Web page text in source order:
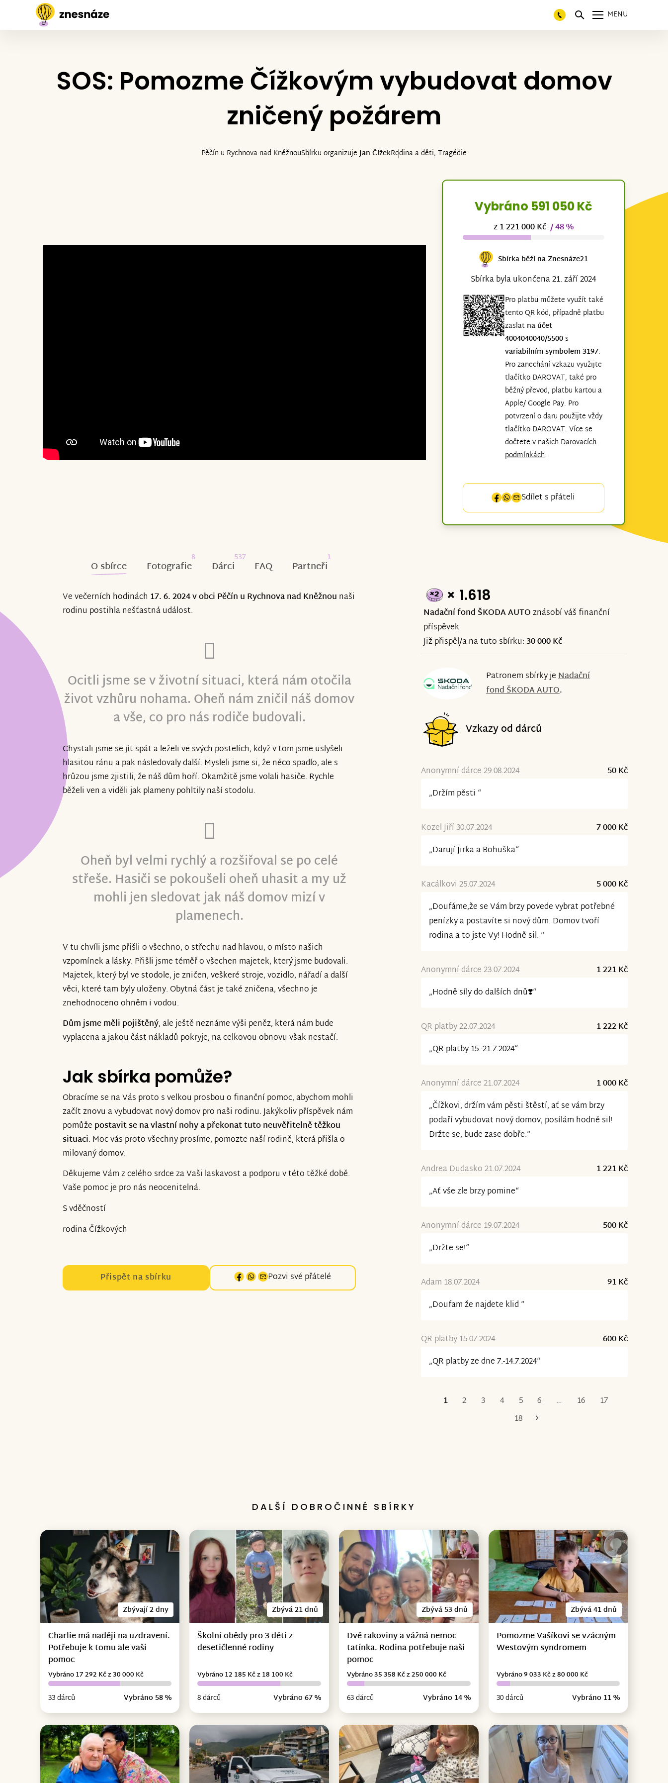
MENU
SOS: Pomozme Čížkovým vybudovat domov
zničený požárem
Pěčín u Rychnova nad KněžnouSbírku organizujeJan ČížekRodina a děti, Tragédie
Vybráno 591 050 Kč
z 1 221 000 Kč / 48 %
Sbírka běží na Znesnáze21
Sbírka byla ukončena 21. září 2024
Pro platbu můžete využít také
tento QR kód, případně platbu
zaslat na účet
4004040040/5500 s
variabilním symbolem 3197.
Pro zanechání vzkazu využijte
tlačítko DAROVAT, také pro
běžný převod, platbu kartou a
Apple/ Google Pay. Pro
potvrzení o daru použijte vždy
tlačítko DAROVAT. Více se
dočtete v našichDarovacích
podmínkách.
Sdílet s přáteli
O sbírce Fotografie
8
Dárci
537
FAQ Partneři
1
Ve večerních hodinách 17. 6. 2024 v obci Pěčín u Rychnova nad Kněžnou naši
rodinu postihla nešťastná událost.
Ocitli jsme se v životní situaci, která nám otočila
život vzhůru nohama. Oheň nám zničil náš domov
a vše, co pro nás rodiče budovali.
Chystali jsme se jít spát a leželi ve svých postelích, když v tom jsme uslyšeli
hlasitou ránu a pak následovaly další. Mysleli jsme si, že něco spadlo, ale s
hrůzou jsme zjistili, že náš dům hoří. Okamžitě jsme volali hasiče. Rychle
běželi ven a viděli jak plameny pohltily naší stodolu.
Oheň byl velmi rychlý a rozšiřoval se po celé
střeše. Hasiči se pokoušeli oheň uhasit a my už
mohli jen sledovat jak náš domov mizí v
plamenech.
V tu chvíli jsme přišli o všechno, o střechu nad hlavou, o místo našich
vzpomínek a lásky. Přišli jsme téměř o všechen majetek, který jsme budovali.
Majetek, který byl ve stodole, je zničen, veškeré stroje, vozidlo, nářadí a další
věci, které tam byly uloženy. Obytná část je také zničena, všechno je
znehodnoceno ohněm i vodou.
Dům jsme měli pojištěný, ale ještě neznáme výši peněz, která nám bude
vyplacena a jakou část nákladů pokryje, na celkovou obnovu však nestačí.
Jak sbírka pomůže?
Obracíme se na Vás proto s velkou prosbou o finanční pomoc, abychom mohli
začít znovu a vybudovat nový domov pro naši rodinu. Jakýkoliv příspěvek nám
pomůže postavit se na vlastní nohy a překonat tuto neuvěřitelně těžkou
situaci. Moc vás proto všechny prosíme, pomozte naší rodině, která přišla o
milovaný domov.
Děkujeme Vám z celého srdce za Vaši laskavost a podporu v této těžké době.
Vaše pomoc je pro nás neocenitelná.
S vděčností
rodina Čížkových
Přispět na sbírku Pozvi své přátelé
× 1.618
Nadační fond ŠKODA AUTOznásobí váš finanční
příspěvek
Již přispěl/a na tuto sbírku:30 000 Kč
Patronem sbírky jeNadační
fond ŠKODA AUTO.
Vzkazy od dárců
Anonymní dárce 29.08.2024
50 Kč
„Držím pěsti “
Kozel Jiří 30.07.2024
7 000 Kč
„Darují Jirka a Bohuška“
Kacálkovi 25.07.2024
5 000 Kč
„Doufáme,že se Vám brzy povede vybrat potřebné
penízky a postavíte si nový dům. Domov tvoří
rodina a to jste Vy! Hodně sil. “
Anonymní dárce 23.07.2024
1 221 Kč
„Hodně síly do dalších dnů❣️“
QR platby 22.07.2024
1 222 Kč
„QR platby 15.-21.7.2024“
Anonymní dárce 21.07.2024
1 000 Kč
„Čížkovi, držím vám pěsti štěstí, ať se vám brzy
podaří vybudovat nový domov, posílám hodně sil!
Držte se, bude zase dobře.“
Andrea Dudasko 21.07.2024
1 221 Kč
„Ať vše zle brzy pomine“
Anonymní dárce 19.07.2024
500 Kč
„Držte se!“
Adam 18.07.2024
91 Kč
„Doufam že najdete klid “
QR platby 15.07.2024
600 Kč
„QR platby ze dne 7.-14.7.2024“
1 2 3 4 5 6 … 16
17
18
Poslední
DALŠÍ DOBROČINNÉ SBÍRKY
Zbývají 2 dny
Charlie má naději na uzdravení.
Potřebuje k tomu ale vaši
pomoc
33 dárců Vybráno 58 %
Vybráno 17 292 Kč z 30 000 Kč
Zbývá 21 dnů
Školní obědy pro 3 děti z
desetičlenné rodiny
8 dárců Vybráno 67 %
Vybráno 12 185 Kč z 18 100 Kč
Zbývá 53 dnů
Dvě rakoviny a vážná nemoc
tatínka. Rodina potřebuje naši
pomoc
63 dárců Vybráno 14 %
Vybráno 35 358 Kč z 250 000 Kč
Zbývá 41 dnů
Pomozme Vašíkovi se vzácným
Westovým syndromem
30 dárců Vybráno 11 %
Vybráno 9 033 Kč z 80 000 Kč